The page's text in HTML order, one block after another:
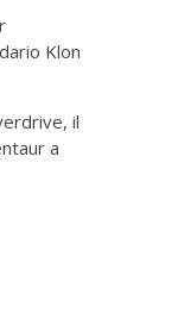
Klon
il
a